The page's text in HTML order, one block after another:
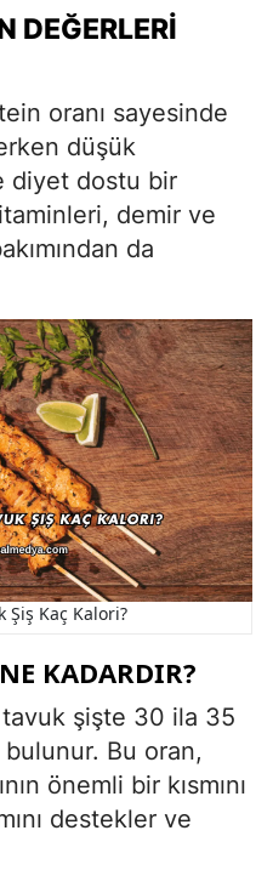
DEĞERLERI
oranı sayesinde
düşük
diyet dostu bir
demir ve
da
Şiş Kaç Kalori?
KADARDIR?
şişte 30 ila 35
Bu oran,
önemli bir kısmını
destekler ve